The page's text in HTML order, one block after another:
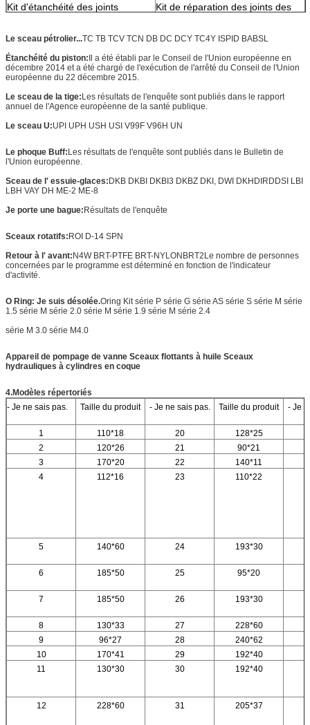
Kit d'étanchéité des joints
Kit de réparation des joints des
Kit de scellés de soupape pilote
Kit de scellés de soupape de
Kit de réparation des joints des
pompes à engrenages
Le sceau pétrolier...TC TB TCV TCN DB DC DCY TC4Y ISPID BABSL
Étanchéité du piston:Il a été établi par le Conseil de l'Union européenne en
décembre 2014 et a été chargé de l'exécution de l'arrêté du Conseil de l'Union
européenne du 22 décembre 2015.
Le sceau de la tige:Les résultats de l'enquête sont publiés dans le rapport
annuel de l'Agence européenne de la santé publique.
Le sceau U:UPI UPH USH USI V99F V96H UN
Le phoque Buff:Les résultats de l'enquête sont publiés dans le Bulletin de
l'Union européenne.
Sceau de l' essuie-glaces:DKB DKBI DKBI3 DKBZ DKI, DWI DKHDIRDDSI LBI
LBH VAY DH ME-2 ME-8
Je porte une bague:Résultats de l'enquête
Sceaux rotatifs:ROI D-14 SPN
Retour à l' avant:N4W BRT-PTFE BRT-NYLONBRT2Le nombre de personnes
concernées par le programme est déterminé en fonction de l'indicateur
d'activité.
O Ring: Je suis désolée.Oring Kit série P série G série AS série S série M série
1.5 série M série 2.0 série M série 1.9 série M série 2.4
série M 3.0 série M4.0
Appareil de pompage de vanne Sceaux flottants à huile Sceaux
hydrauliques à cylindres en coque
4.Modèles répertoriés
- Je ne sais pas.
Taille du produit - Je ne sais pas. Taille du produit - Je
1 110*18 20
128*25
2
120*26 21
90*21
3
170*20 22
140*11
4
112*16 23 110*22
5 140*60 24 193*30
6 185*50 25 95*20
7 185*50 26 193*30
8 130*33 27
228*60
9
96*27 28
240*62
10
170*41 29
192*40
11
130*30 30 192*40
12 228*60 31 205*37